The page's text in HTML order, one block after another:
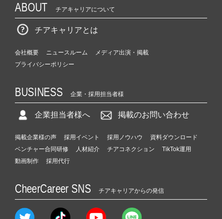
ABOUT チアキャリアについて
チアキャリアとは
会社概要 ニュースルーム
メディア出演・掲載
プライバシーポリシー
BUSINESS 企業・採用担当者様
企業担当者様へ 掲載のお問い合わせ
掲載企業様の声 採用イベント 採用ノウハウ
資料ダウンロード
ベンチャー合同研修
人材紹介 チアコネクション
TikTok運用
動画制作
採用代行
CheerCareer SNS チアキャリアからの発信